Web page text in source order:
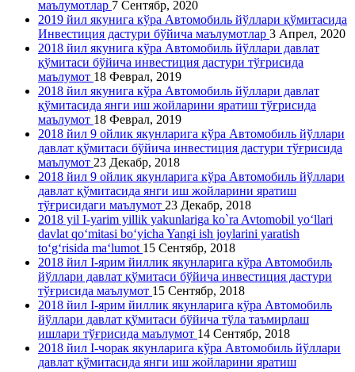
маълумотлар 7 Сентябр, 2020
2019 йил якунига кўра Автомобиль йўллари қўмитасида
Инвестиция дастури бўйича маълумотлар 3 Апрел, 2020
2018 йил якунига кўра Автомобиль йўллари давлат
қўмитаси бўйича инвестиция дастури тўғрисида
маълумот 18 Феврал, 2019
2018 йил якунига кўра Автомобиль йўллари давлат
қўмитасида янги иш жойларини яратиш тўғрисида
маълумот 18 Феврал, 2019
2018 йил 9 ойлик якунларига кўра Автомобиль йўллари
давлат қўмитаси бўйича инвестиция дастури тўғрисида
маълумот 23 Декабр, 2018
2018 йил 9 ойлик якунларига кўра Автомобиль йўллари
давлат қўмитасида янги иш жойларини яратиш
тўғрисидаги маълумот 23 Декабр, 2018
2018 yil I-yarim yillik yakunlariga ko`ra Avtomobil yo‘llari
davlat qo‘mitasi bo‘yicha Yangi ish joylarini yaratish
to‘g‘risida ma‘lumot 15 Сентябр, 2018
2018 йил I-ярим йиллик якунларига кўра Автомобиль
йўллари давлат қўмитаси бўйича инвестиция дастури
тўғрисида маълумот 15 Сентябр, 2018
2018 йил I-ярим йиллик якунларига кўра Автомобиль
йўллари давлат қўмитаси бўйича тўла таъмирлаш
ишлари тўғрисида маълумот 14 Сентябр, 2018
2018 йил I-чорак якунларига кўра Автомобиль йўллари
давлат қўмитасида янги иш жойларини яратиш